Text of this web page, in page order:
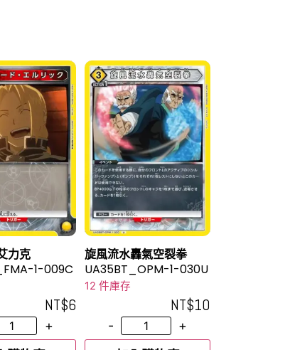
力克
1-009C
NT$6
+
旋風流水轟氣空裂拳
UA35BT_OPM-1-030U
12 件庫存
NT$10
-
+